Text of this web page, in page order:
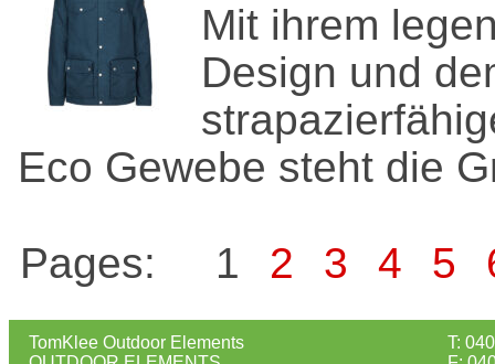
Mit ihrem
Design und
Eco Gewebe steht die
Pages: 1 2 3 4 5
TomKlee Outdoor Elements
T: